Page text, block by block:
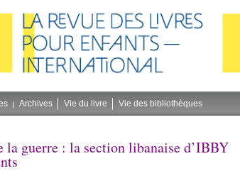
Archives Vie du livre Vie des bibliothèques
la guerre : la section libanaise d’IBBY